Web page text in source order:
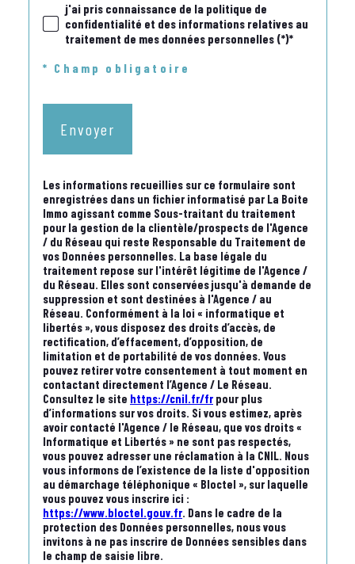
j'ai pris connaissance de la politique de
confidentialité et des informations relatives au
traitement de mes données personnelles (*)*
* Champ obligatoire
Envoyer
Les informations recueillies sur ce formulaire sont
enregistrées dans un fichier informatisé par La Boite
Immo agissant comme Sous-traitant du traitement
pour la gestion de la clientèle/prospects de l'Agence
/ du Réseau qui reste Responsable du Traitement de
vos Données personnelles. La base légale du
traitement repose sur l'intérêt légitime de l'Agence /
du Réseau. Elles sont conservées jusqu'à demande de
suppression et sont destinées à l'Agence / au
Réseau. Conformément à la loi « informatique et
libertés », vous disposez des droits d’accès, de
rectification, d’effacement, d’opposition, de
limitation et de portabilité de vos données. Vous
pouvez retirer votre consentement à tout moment en
contactant directement l’Agence / Le Réseau.
Consultez le site https://cnil.fr/fr pour plus
d’informations sur vos droits. Si vous estimez, après
avoir contacté l'Agence / le Réseau, que vos droits «
Informatique et Libertés » ne sont pas respectés,
vous pouvez adresser une réclamation à la CNIL. Nous
vous informons de l’existence de la liste d'opposition
au démarchage téléphonique « Bloctel », sur laquelle
vous pouvez vous inscrire ici :
https://www.bloctel.gouv.fr. Dans le cadre de la
protection des Données personnelles, nous vous
invitons à ne pas inscrire de Données sensibles dans
le champ de saisie libre.